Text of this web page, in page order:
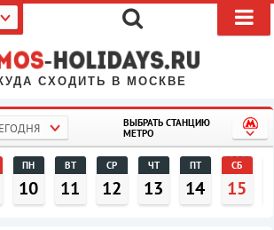
СХОДИТЬ В МОСКВЕ
ВЫБРАТЬ СТАНЦИЮ
МЕТРО
ПН
10
ВТ
11
СР
12
ЧТ
13
ПТ
14
СБ
15